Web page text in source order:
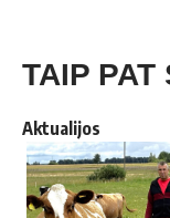
TAIP PAT
Aktualijos